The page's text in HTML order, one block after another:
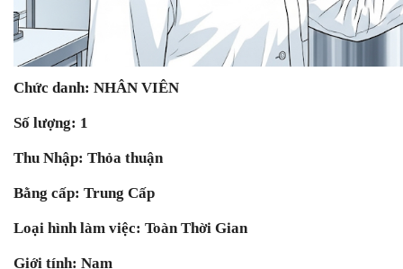
Chức danh: NHÂN VIÊN
Số lượng: 1
Thu Nhập: Thỏa thuận
Bằng cấp: Trung Cấp
Loại hình làm việc: Toàn Thời Gian
Giới tính: Nam